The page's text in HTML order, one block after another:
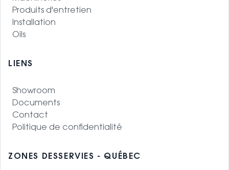
Produits d'entretien
Installation
Oils
LIENS
Showroom
Documents
Contact
Politique de confidentialité
ZONES DESSERVIES - QUÉBEC